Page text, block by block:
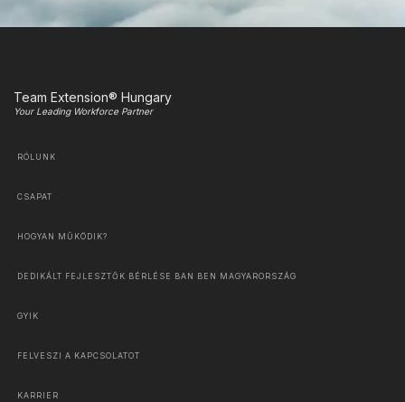
Team Extension® Hungary
Your Leading Workforce Partner
RÓLUNK
CSAPAT
HOGYAN MŰKÖDIK?
DEDIKÁLT FEJLESZTŐK BÉRLÉSE BAN BEN MAGYARORSZÁG
GYIK
FELVESZI A KAPCSOLATOT
KARRIER